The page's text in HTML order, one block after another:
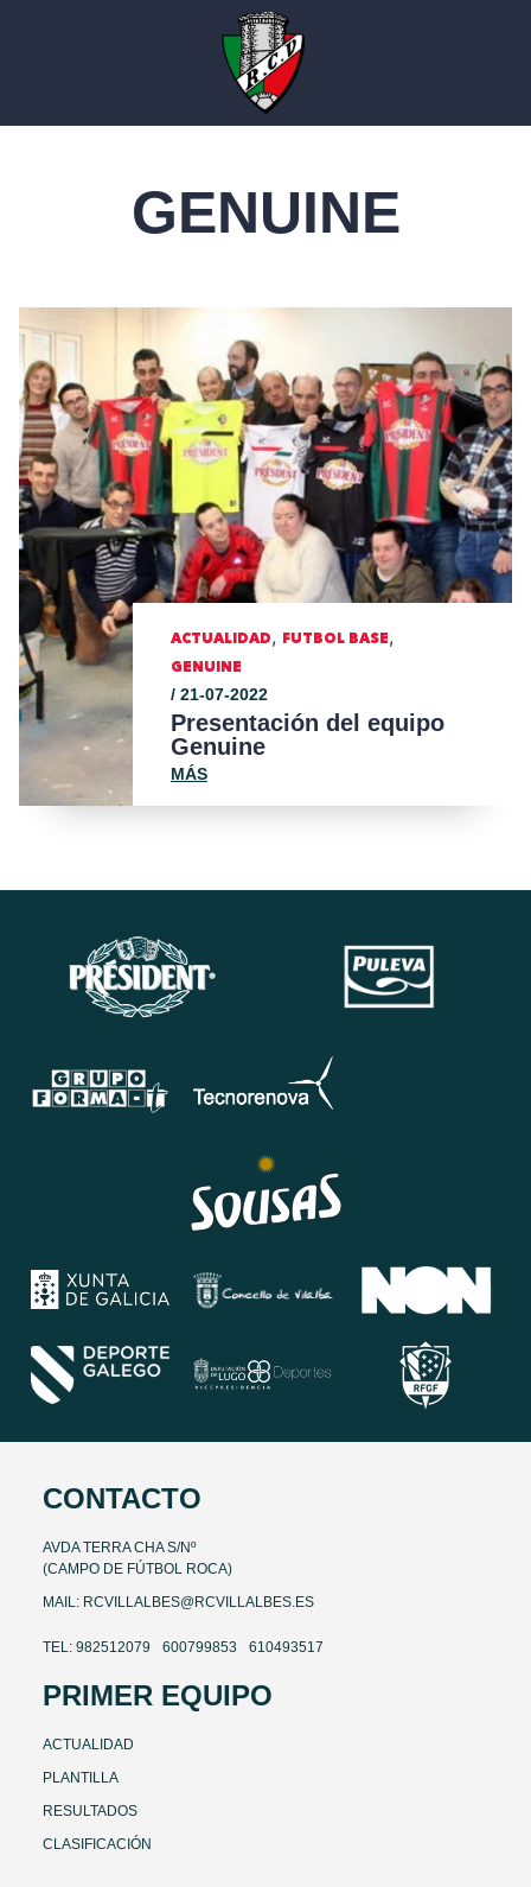
GENUINE
ACTUALIDAD, FUTBOL BASE,
GENUINE
/ 21-07-2022
Presentación del equipo
Genuine
MÁS
CONTACTO
AVDA TERRA CHA S/Nº
(CAMPO DE FÚTBOL ROCA)
MAIL: RCVILLALBES@RCVILLALBES.ES
TEL: 982512079 600799853 610493517
PRIMER EQUIPO
ACTUALIDAD
PLANTILLA
RESULTADOS
CLASIFICACIÓN